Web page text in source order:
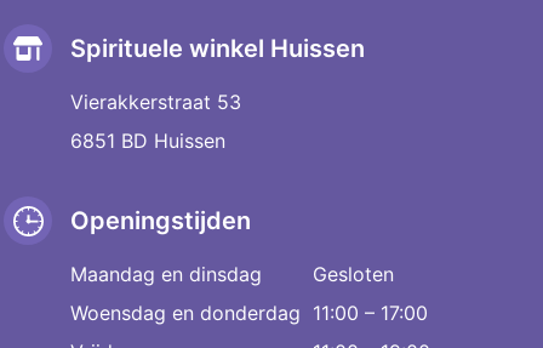
Spirituele winkel Huissen
Vierakkerstraat 53
6851 BD Huissen
Openingstijden
Maandag en dinsdag
Gesloten
Woensdag en donderdag 11:00 – 17:00